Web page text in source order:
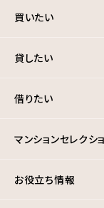
買いたい
貸したい
借りたい
マンションセレクシ
お役立ち情報